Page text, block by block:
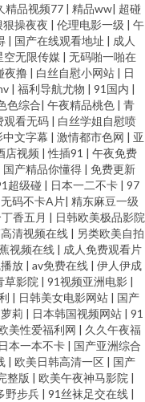
精品视频77 | 精品ww| 超碰
狠操夜夜 | 伦理电影一级 | 午
| 国产在线观看地址 | 成人
空无限传媒 | 无码啪一啪在
夜撸 | 白丝自慰小网站 | 日
| 福利导航尤物 | 91国内 |
色综合| 午夜精品桃色 | 青
观看无码 | 白丝学姐自慰喷
文字幕 | 激情都市色网 | 亚
店视频 |性插91 | 午夜免费
国产精品你懂得 | 免费更新
超级碰 | 日本一二不卡 | 97
无码不卡A片| 精东麻豆一级
香五月 | 日韩欧美极品影院
清视频在线 | 另类欧美自拍
视频在线 | 成人免费观看片
放 | av免费在线 | 伊人伊成
草影院 | 91视频亚洲电影 |
| 日韩美女电影网站 | 国产
莉 | 日本韩国视频网站 | 91
美性爱福利网 | 久久午夜福
日本一本不卡 | 国产亚洲综合
| 欧美日韩高清一区 | 国产
整版 | 欧美午夜神马影院 |
野步兵 | 91丝袜足交在线 |